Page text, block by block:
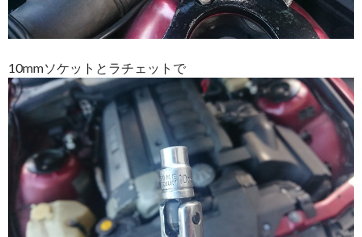
10mmソケットとラチェットで